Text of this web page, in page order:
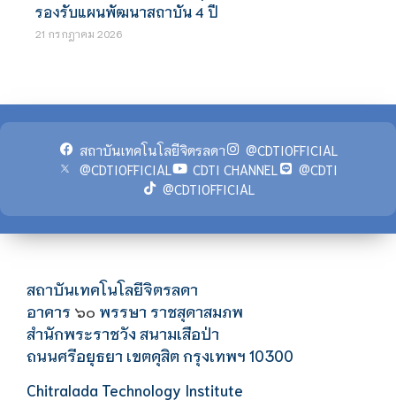
รองรับแผนพัฒนาสถาบัน 4 ปี
21 กรกฎาคม 2026
สถาบันเทคโนโลยีจิตรลดา
@CDTIOFFICIAL
@CDTIOFFICIAL
CDTI CHANNEL
@CDTI
@CDTIOFFICIAL
สถาบันเทคโนโลยีจิตรลดา
อาคาร ๖๐ พรรษา ราชสุดาสมภพ
สำนักพระราชวัง สนามเสือป่า
ถนนศรีอยุธยา เขตดุสิต กรุงเทพฯ 10300
Chitralada Technology Institute